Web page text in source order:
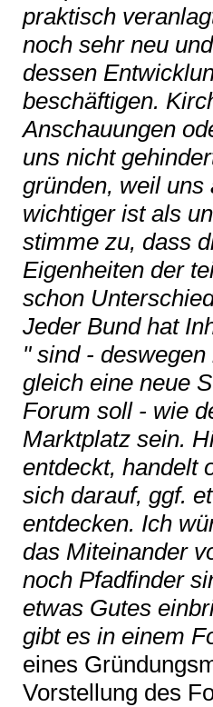
praktisch
noch sehr neu
dessen
beschäftigen.
Anschauungen
uns nicht
gründen, weil
wichtiger ist als
stimme zu, dass
Eigenheiten der
schon
Jeder Bund hat
" sind -
gleich eine neue
Forum soll - wie
Marktplatz sein.
entdeckt, handelt
sich darauf, ggf.
entdecken. Ich
das Miteinander
noch Pfadfinder
etwas Gutes
gibt es in einem
eines
Vorstellung des